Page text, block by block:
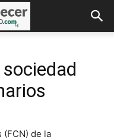
(FCN) de la